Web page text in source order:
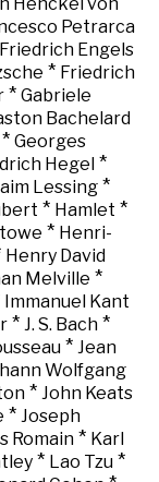
Henckel von
Petrarca
Friedrich Engels
* Friedrich
* Gabriele
Bachelard
* Georges
Hegel *
Lessing *
* Hamlet *
* Henri-
Henry David
Melville *
Immanuel Kant
* J. S. Bach*
* Jean
Wolfgang
* John Keats
* Joseph
Romain* Karl
* Lao Tzu*